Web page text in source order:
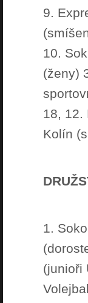
9.
10.
(ženy)
18, 12.
Kolín
1.
(junioři